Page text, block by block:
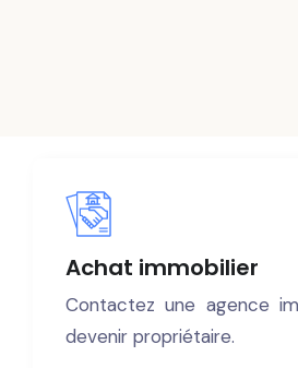
Achat immobilier
Contactez une agence
devenir propriétaire.